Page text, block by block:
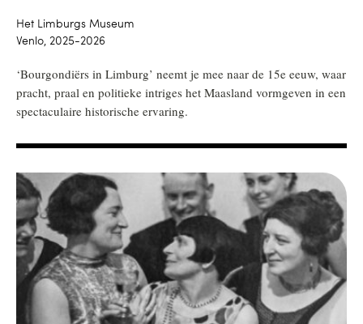
Het Limburgs Museum
Venlo, 2025-2026
‘Bourgondiërs in Limburg’ neemt je mee naar de 15e eeuw, waar
pracht, praal en politieke intriges het Maasland vormgeven in een
spectaculaire historische ervaring.